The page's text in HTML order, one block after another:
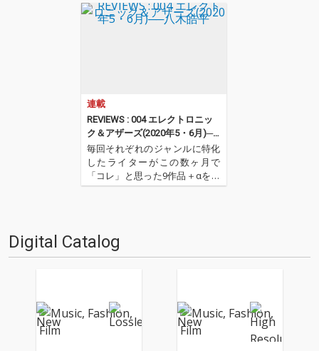
連載
REVIEWS : 004 エレクトロニッ
ク＆アザーズ(2020年5・6月)──
八木皓平
毎回それぞれのジャンルに特化
したライターがこの数ヶ月で
「コレ」と思った9作品＋αを紹
介するコーナー。今回はエレク
く、ベースラインも強調され
ず、ほとんどの楽曲はダンサブ
Digital Catalog